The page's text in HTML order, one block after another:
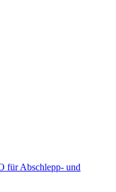
für Abschlepp- und